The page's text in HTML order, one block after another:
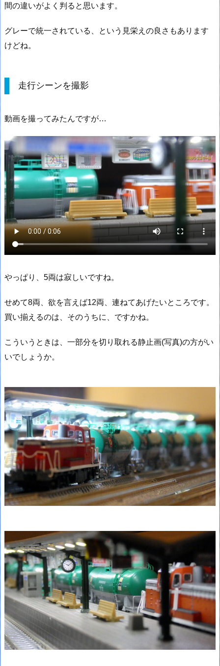
間の違いがよく判ると思います。
グレーで統一されている、という見栄えの良さもあります
けどね。
走行シーンを撮影
動画を撮ってみたんですが…
やっぱり、5両は寂しいですね。
せめて8両、欲を言えば12両、連ねてあげたいところです。
買い揃えるのは、そのうちに、ですかね。
こういうときは、一部分を切り取れる静止画(写真)の方がい
いでしょうか。